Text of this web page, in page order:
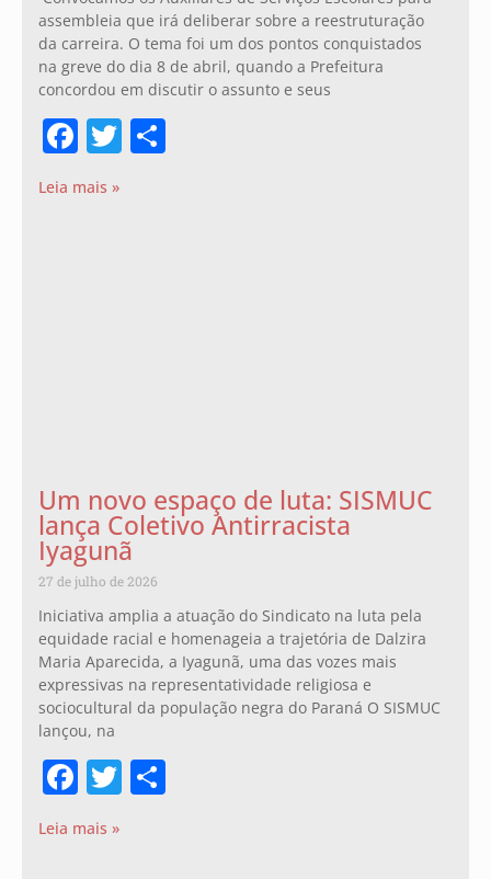
assembleia que irá deliberar sobre a reestruturação
da carreira. O tema foi um dos pontos conquistados
na greve do dia 8 de abril, quando a Prefeitura
concordou em discutir o assunto e seus
Facebook
Twitter
Leia mais »
Um novo espaço de luta: SISMUC
lança Coletivo Antirracista
Iyagunã
27 de julho de 2026
Iniciativa amplia a atuação do Sindicato na luta pela
equidade racial e homenageia a trajetória de Dalzira
Maria Aparecida, a Iyagunã, uma das vozes mais
expressivas na representatividade religiosa e
sociocultural da população negra do Paraná O SISMUC
lançou, na
Facebook
Twitter
Leia mais »